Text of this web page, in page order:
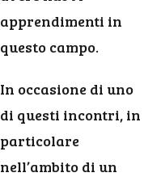
apprendimenti in
questo campo.
In occasione di uno
di questi incontri, in
particolare
nell’ambito di un